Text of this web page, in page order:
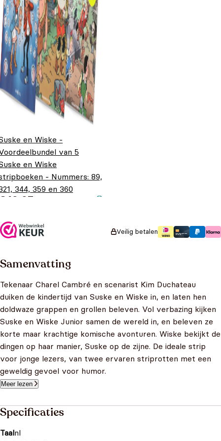
en Wiske -
van 5
en Wiske
- Nummers: 89,
344, 359 en 360
19,95
Veilig betalen
Samenvatting
Tekenaar Charel Cambré en scenarist Kim Duchateau
duiken de kindertijd van Suske en Wiske in, en laten hen
doldwaze grappen en grollen beleven. Vol verbazing kijken
Suske en Wiske Junior samen de wereld in, en beleven ze
korte maar krachtige komische avonturen. Wiske bekijkt de
dingen op haar manier, Suske op de zijne. De ideale strip
voor jonge lezers, van twee ervaren striprotten met een
geweldig gevoel voor humor.
Meer lezen
Specificaties
Taalnl